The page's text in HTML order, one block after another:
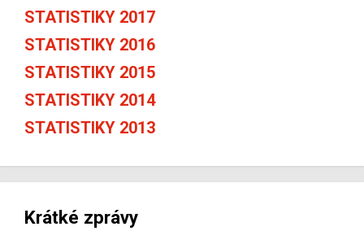
STATISTIKY 2017
STATISTIKY 2016
STATISTIKY 2015
STATISTIKY 2014
STATISTIKY 2013
Krátké zprávy